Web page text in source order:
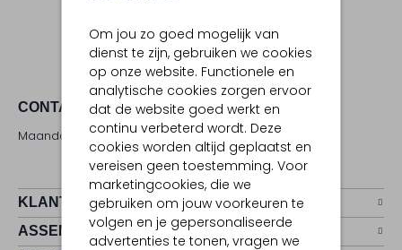
Om jou zo goed mogelijk van
dienst te zijn, gebruiken we cookies
op onze website. Functionele en
analytische cookies zorgen ervoor
dat de website goed werkt en
continu verbeterd wordt. Deze
cookies worden altijd geplaatst en
vereisen geen toestemming. Voor
marketingcookies, die we
gebruiken om jouw voorkeuren te
volgen en je gepersonaliseerde
advertenties te tonen, vragen we
CONTACT
Maandag - zaterdag 09:00 - 17:00 uur
KLANTENSERVICE
ASSEMVIP